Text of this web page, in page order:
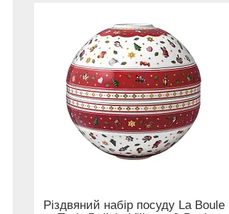
Різдвяний набір посуду La Boule